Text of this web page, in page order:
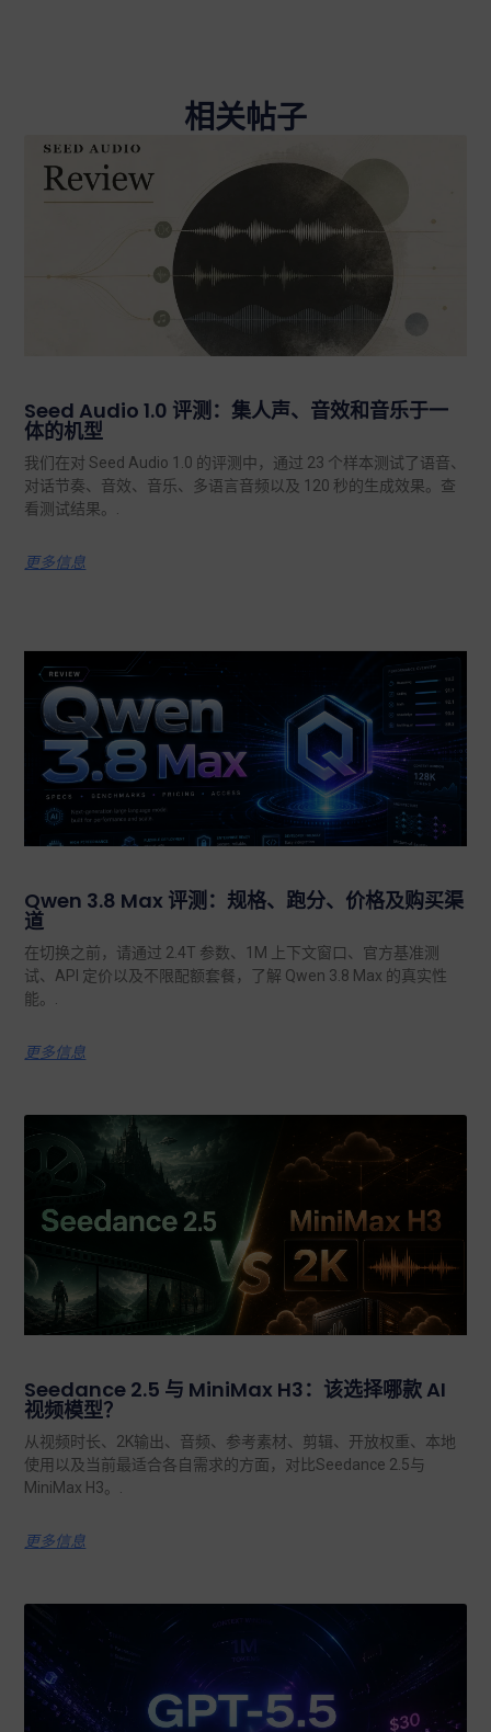
相关帖子
Seed Audio 1.0 评测：集人声、音效和音乐于一
体的机型
我们在对 Seed Audio 1.0 的评测中，通过 23 个样本测试了语音、
对话节奏、音效、音乐、多语言音频以及 120 秒的生成效果。查
看测试结果。.
更多信息
Qwen 3.8 Max 评测：规格、跑分、价格及购买渠
道
在切换之前，请通过 2.4T 参数、1M 上下文窗口、官方基准测
试、API 定价以及不限配额套餐，了解 Qwen 3.8 Max 的真实性
能。.
更多信息
Seedance 2.5 与 MiniMax H3：该选择哪款 AI
视频模型？
从视频时长、2K输出、音频、参考素材、剪辑、开放权重、本地
使用以及当前最适合各自需求的方面，对比Seedance 2.5与
MiniMax H3。.
更多信息